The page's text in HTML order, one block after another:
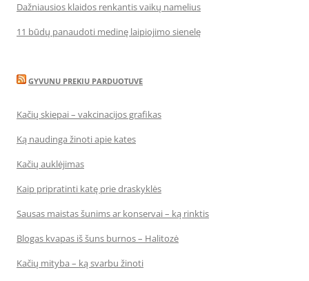
Dažniausios klaidos renkantis vaikų namelius
11 būdų panaudoti medinę laipiojimo sienelę
GYVUNU PREKIU PARDUOTUVE
Kačių skiepai – vakcinacijos grafikas
Ką naudinga žinoti apie kates
Kačių auklėjimas
Kaip pripratinti katę prie draskyklės
Sausas maistas šunims ar konservai – ką rinktis
Blogas kvapas iš šuns burnos – Halitozė
Kačių mityba – ką svarbu žinoti